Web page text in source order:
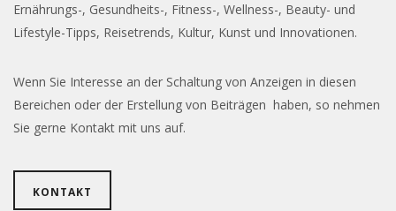
Ernährungs-, Gesundheits-, Fitness-, Wellness-, Beauty- und
Lifestyle-Tipps, Reisetrends, Kultur, Kunst und Innovationen.
Wenn Sie Interesse an der Schaltung von Anzeigen in diesen
Bereichen oder der Erstellung von Beiträgen haben, so nehmen
Sie gerne Kontakt mit uns auf.
KONTAKT